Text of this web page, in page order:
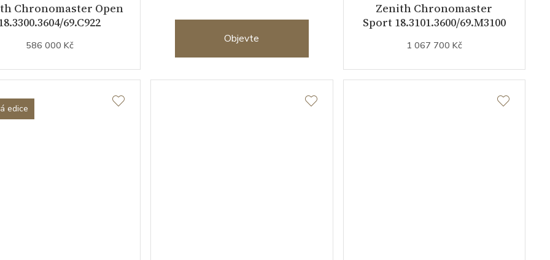
Chronomaster Open
69.C922
586 000 Kč Objevte
Zenith Chronomaster
Sport 18.3101.3600/69.M3100
1 067 700 Kč
edice